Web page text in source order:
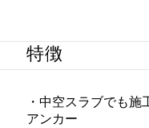
特徴
・中空スラブでも
アンカー